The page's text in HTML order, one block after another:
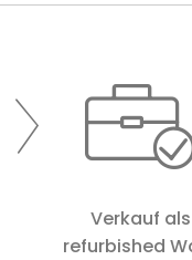
Verkauf als
refurbished